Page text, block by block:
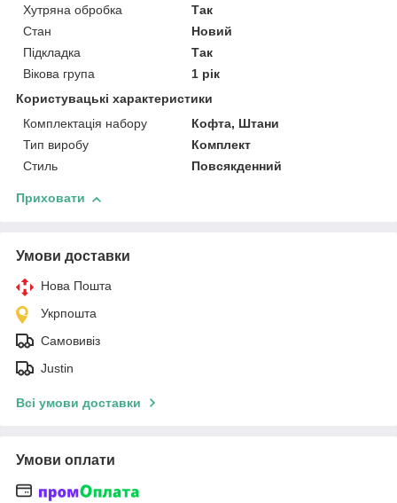
Хутряна обробка
Так
Стан
Новий
Підкладка
Так
Вікова група
1 рік
Користувацькі характеристики
Комплектація набору
Кофта, Штани
Тип виробу
Комплект
Стиль
Повсякденний
Приховати
Умови доставки
Нова Пошта
Укрпошта
Самовивіз
Justin
Всі умови доставки
Умови оплати